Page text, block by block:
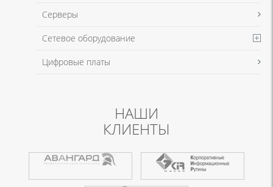
Серверы
Сетевое оборудование
Цифровые платы
НАШИ
КЛИЕНТЫ